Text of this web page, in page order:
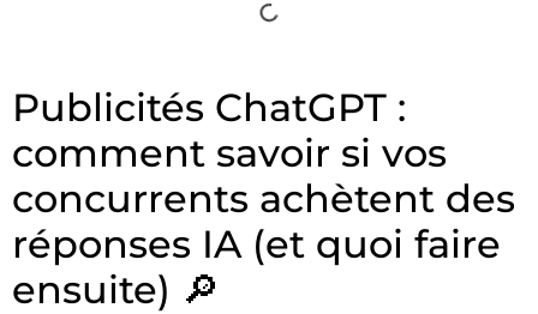
Publicités ChatGPT :
comment savoir si vos
concurrents achètent des
réponses IA (et quoi faire
ensuite) 🔎